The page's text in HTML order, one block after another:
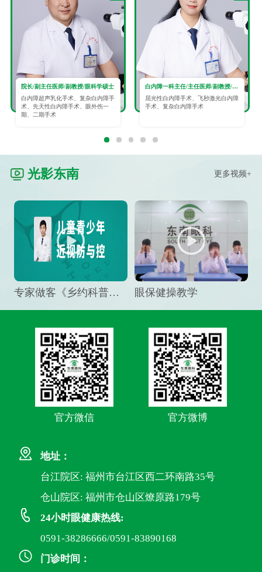
院长/副主任医师/副教授/眼科学硕士
白内障超声乳化手术、复杂白内障手
术、先天性白内障手术、眼外伤一
期、二期手术
白内障一科主任/主任医师/副教授/眼科学硕士
屈光性白内障手术、飞秒激光白内障
手术、复杂白内障手术
光影东南 更多视频+
专家做客《乡约科普》栏目，预防孩子近视竟然这么“简单” 眼保健操教学
官方微信 官方微博
地址：
台江院区: 福州市台江区西二环南路35号
仓山院区: 福州市仓山区燎原路179号
24小时眼健康热线:
0591-38286666/0591-83890168
门诊时间：